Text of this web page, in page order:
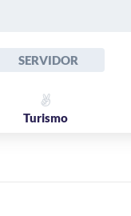
SERVIDOR
Turismo